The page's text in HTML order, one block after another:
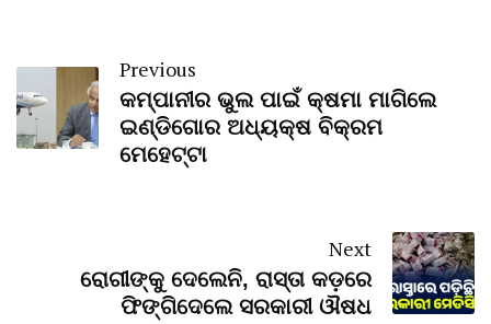
Previous
କମ୍ପାନୀର ଭୁଲ ପାଇଁ କ୍ଷମା ମାଗିଲେ
ଇଣ୍ଡିଗୋର ଅଧ୍ୟକ୍ଷ ବିକ୍ରମ
ମେହେଟ୍ଟା
Next
ରୋଗୀଙ୍କୁ ଦେଲେନି, ରାସ୍ତା କଡ଼ରେ
ଫିଙ୍ଗିଦେଲେ ସରକାରୀ ଔଷଧ